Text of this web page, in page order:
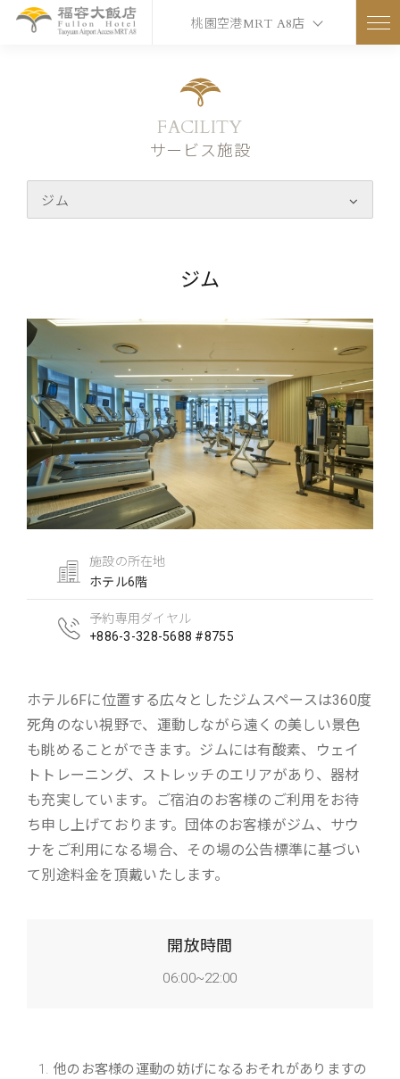
桃園空港MRT A8店
FACILITY
サービス施設
ジム
ジム
施設の所在地
ホテル6階
予約専用ダイヤル
+886-3-328-5688 #8755
ホテル6Fに位置する広々としたジムスペースは360度
死角のない視野で、運動しながら遠くの美しい景色
も眺めることができます。ジムには有酸素、ウェイ
トトレーニング、ストレッチのエリアがあり、器材
も充実しています。ご宿泊のお客様のご利用をお待
ち申し上げております。団体のお客様がジム、サウ
ナをご利用になる場合、その場の公告標準に基づい
て別途料金を頂戴いたします。
開放時間
06:00~22:00
他のお客様の運動の妨げになるおそれがありますの